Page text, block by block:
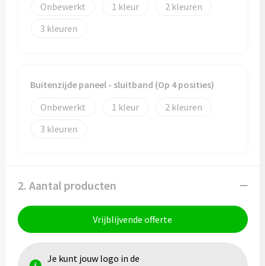
Onbewerkt
1
2
3
Buitenzijde paneel - sluitband (Op 4 posities)
Onbewerkt
1
2
3
2. Aantal producten
Vrijblijvende offerte
Je kunt jouw logo in de